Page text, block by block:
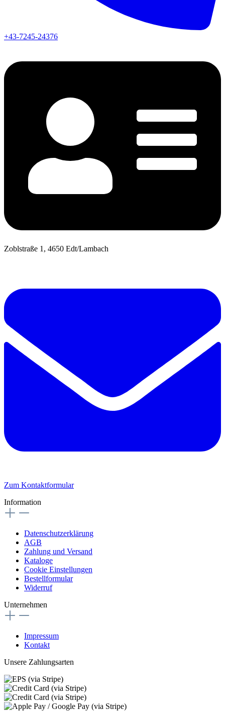
+43-7245-24376
Zoblstraße 1, 4650 Edt/Lambach
Zum Kontaktformular
Information
Datenschutzerklärung
AGB
Zahlung und Versand
Kataloge
Cookie Einstellungen
Bestellformular
Widerruf
Unternehmen
Impressum
Kontakt
Unsere Zahlungsarten